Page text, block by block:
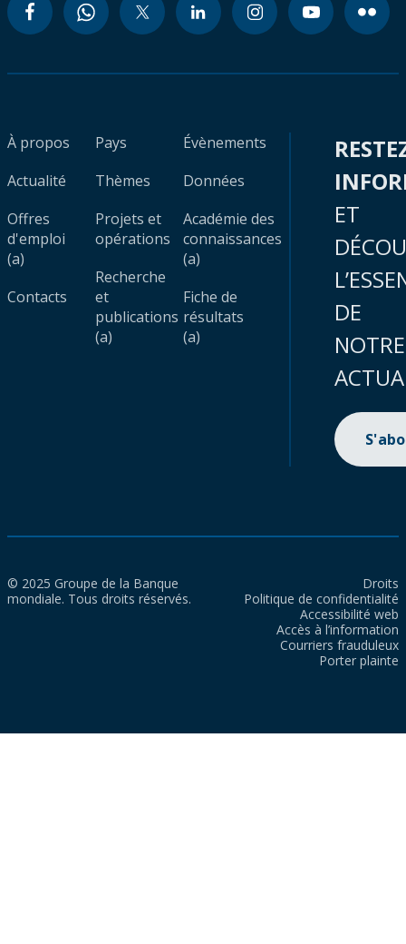
À propos
Actualité
Offres
d'emploi
(a)
Contacts
Pays
Thèmes
Projets et
opérations
Recherche
et
publications
(a)
Évènements
Données
Académie des
connaissances
(a)
Fiche de
résultats
(a)
ET
DE
NOTRE
© 2025 Groupe de la Banque
mondiale. Tous droits réservés.
Droits
Politique de confidentialité
Accessibilité web
Accès à l’information
Courriers frauduleux
Porter plainte